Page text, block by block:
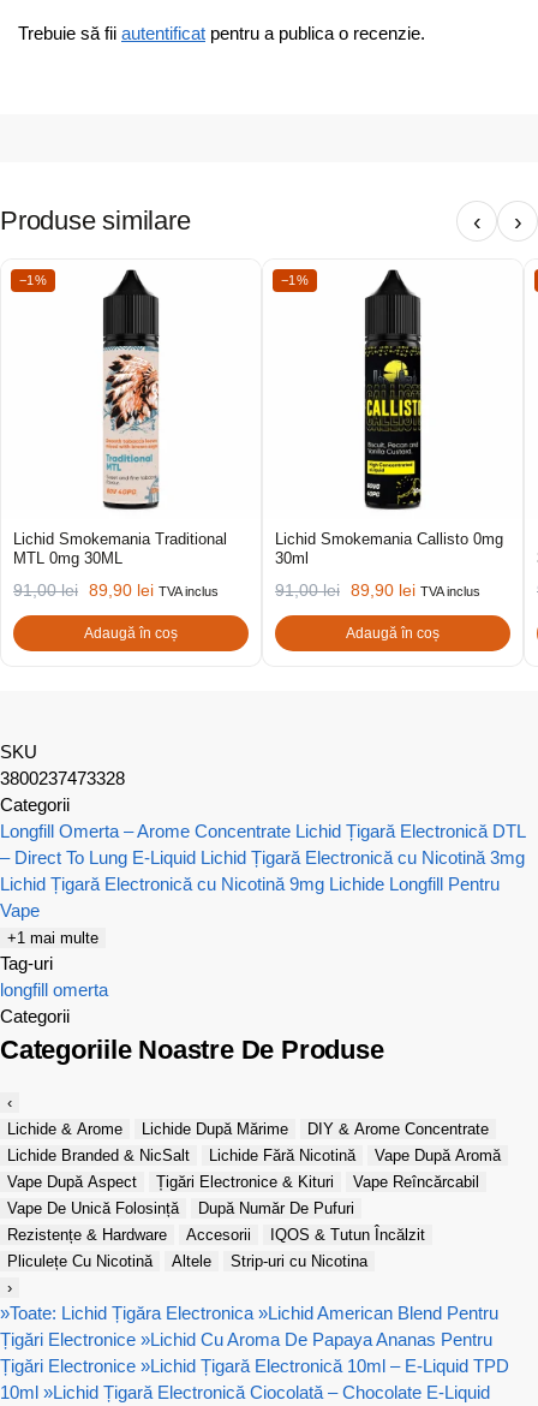
Trebuie să fii autentificat pentru a publica o recenzie.
Produse similare ‹ ›
−1%
Lichid Smokemania Traditional
MTL 0mg 30ML
91,00lei 89,90 lei TVA inclus
Adaugă în coș
−1%
Lichid Smokemania Callisto 0mg
30ml
91,00lei 89,90 lei TVA inclus
Adaugă în coș
SKU
3800237473328
Categorii
Longfill Omerta – Arome Concentrate Lichid Țigară Electronică DTL
– Direct To Lung E-Liquid Lichid Țigară Electronică cu Nicotină 3mg
Lichid Țigară Electronică cu Nicotină 9mg Lichide Longfill Pentru
Vape
+1 mai multe
Tag-uri
longfill omerta
Categorii
Categoriile Noastre De Produse
‹
Lichide & Arome
Lichide După Mărime
DIY & Arome Concentrate
Lichide Branded & NicSalt
Lichide Fără Nicotină
Vape După Aromă
Vape După Aspect
Țigări Electronice & Kituri
Vape Reîncărcabil
Vape De Unică Folosință
După Număr De Pufuri
Rezistențe & Hardware
Accesorii
IQOS & Tutun Încălzit
Pliculețe Cu Nicotină
Altele
Strip-uri cu Nicotina
›
»Toate: Lichid Țigăra Electronica »Lichid American Blend Pentru
Țigări Electronice »Lichid Cu Aroma De Papaya Ananas Pentru
Țigări Electronice »Lichid Țigară Electronică 10ml – E-Liquid TPD
10ml »Lichid Țigară Electronică Ciocolată – Chocolate E-Liquid